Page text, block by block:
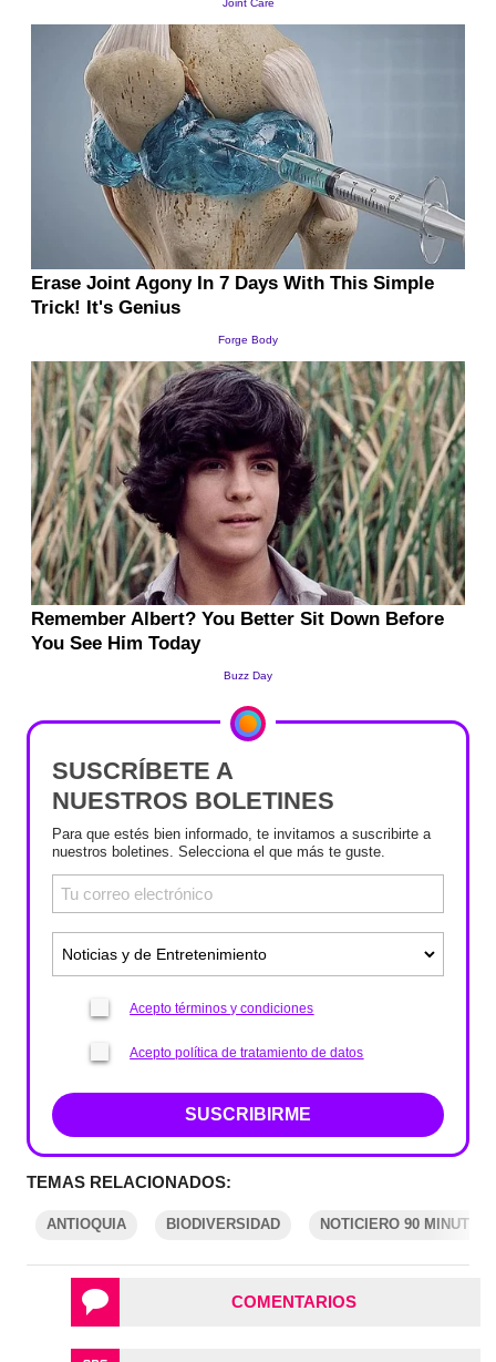
SUSCRÍBETE A
NUESTROS BOLETINES
Para que estés bien informado, te invitamos a suscribirte a
nuestros boletines. Selecciona el que más te guste.
Acepto términos y condiciones
Acepto política de tratamiento de datos
SUSCRIBIRME
TEMAS RELACIONADOS:
ANTIOQUIA BIODIVERSIDAD NOTICIERO 90 MINUTOS
COMENTARIOS